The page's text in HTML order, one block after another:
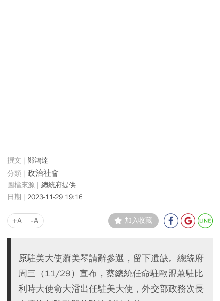
鄭鴻達
政治社會
總統府提供
2023-11-29 19:16
+A -A 加入收藏
原駐美大使蕭美琴請辭參選，留下遺缺。總統府
周三（11/29）宣布，蔡總統任命駐歐盟兼駐比
利時大使俞大㵢出任駐美大使，外交部政務次長